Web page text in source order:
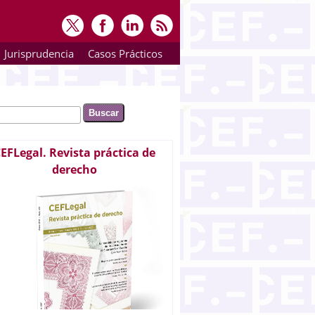
Jurisprudencia Casos Prácticos
de búsqueda
Revista práctica de
derecho